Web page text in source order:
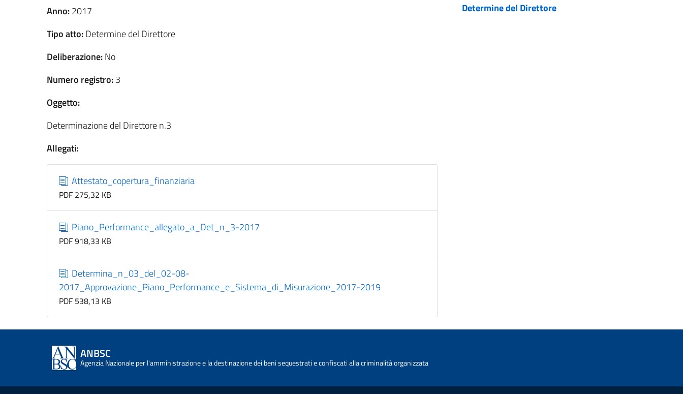
Anno:2017
Tipo atto:Determine del Direttore
Deliberazione:No
Numero registro:3
Oggetto:
Determinazione del Direttore n.3
Allegati:
Attestato_copertura_finanziaria
PDF 275,32 KB
Piano_Performance_allegato_a_Det_n_3-2017
PDF 918,33 KB
Determina_n_03_del_02-08-
2017_Approvazione_Piano_Performance_e_Sistema_di_Misurazione_2017-2019
PDF 538,13 KB
Determine del Direttore
ANBSC
Agenzia Nazionale per l'amministrazione e la destinazione dei beni sequestrati e confiscati alla criminalità organizzata